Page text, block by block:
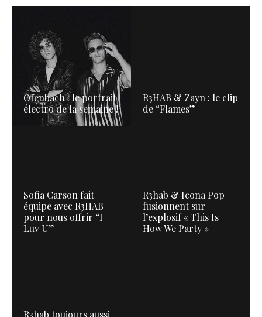
Ofenbach : le portrait
électro de la semaine !
R3HAB & Zayn : le clip
de “Flames”
Sofia Carson fait
équipe avec R3HAB
pour nous offrir “I
Luv U”
R3hab & Icona Pop
fusionnent sur
l’explosif « This Is
How We Party »
R3hab toujours aussi